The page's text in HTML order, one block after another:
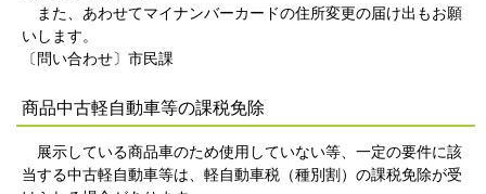
また、あわせてマイナンバーカードの住所変更の届け出もお願
いします。
〔問い合わせ〕市民課
商品中古軽自動車等の課税免除
展示している商品車のため使用していない等、一定の要件に該
当する中古軽自動車等は、軽自動車税（種別割）の課税免除が受